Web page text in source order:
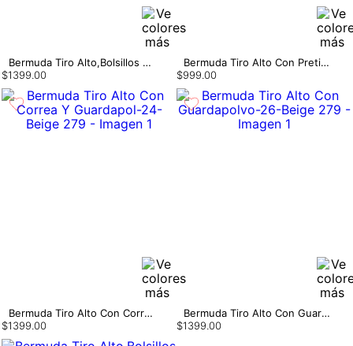
Bermuda Tiro Alto,Bolsillos Y Cinturon
$1399.00
Bermuda Tiro Alto Con Pretina Combinada
$999.00
Bermuda Tiro Alto Con Correa Y Guardapol
$1399.00
Bermuda Tiro Alto Con Guardapolvo
$1399.00